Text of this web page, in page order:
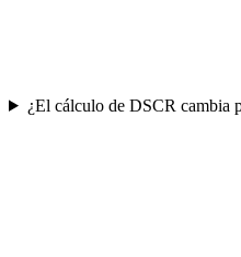
¿El cálculo de DSCR cambia